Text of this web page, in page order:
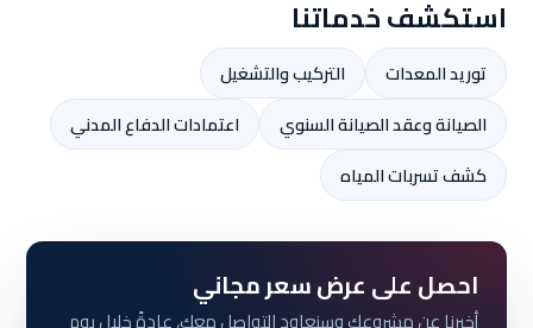
استكشف خدماتنا
توريد المعدات
التركيب والتشغيل
الصيانة وعقد الصيانة السنوي
اعتمادات الدفاع المدني
كشف تسربات المياه
احصل على عرض سعر مجاني